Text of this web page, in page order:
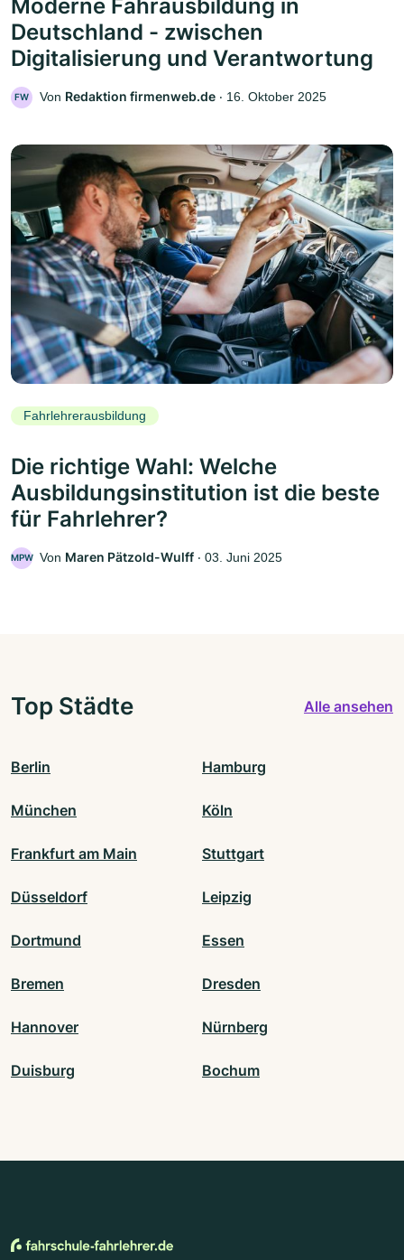
Moderne Fahrausbildung in
Deutschland - zwischen
Digitalisierung und Verantwortung
FW Von Redaktion firmenweb.de ‧ 16. Oktober 2025
Fahrlehrerausbildung
Die richtige Wahl: Welche
Ausbildungsinstitution ist die beste
für Fahrlehrer?
MPW Von Maren Pätzold-Wulff ‧ 03. Juni 2025
Top Städte Alle ansehen
Berlin Hamburg
München Köln
Frankfurt am Main Stuttgart
Düsseldorf Leipzig
Dortmund Essen
Bremen Dresden
Hannover Nürnberg
Duisburg Bochum